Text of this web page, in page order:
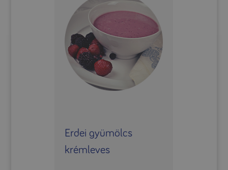
Erdei gyümölcs
krémleves